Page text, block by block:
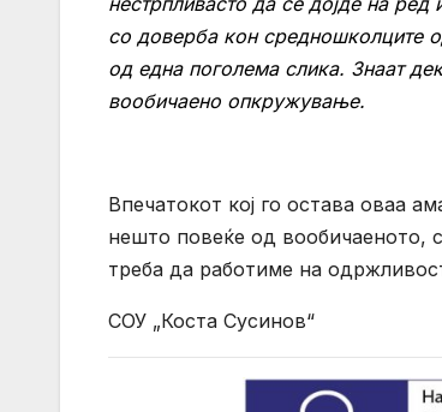
со доверба кон средношколците
од една поголема слика. Знаат
вообичаено опкружување.
Впечатокот кој го остава оваа
нешто повеќе од вообичаеното,
треба да работиме на
СОУ „Коста Сусинов“